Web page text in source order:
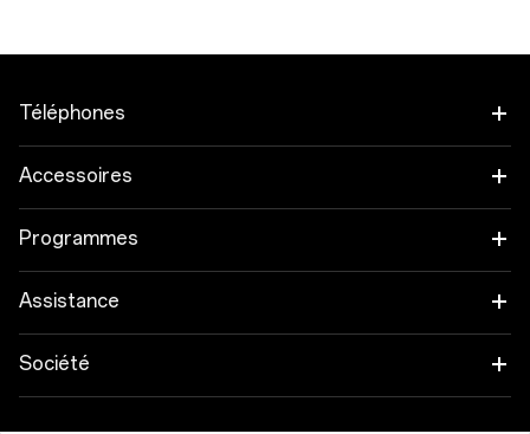
Téléphones
OnePlus 15
OnePlus 15R
OnePlus Nord 5
Accessoires
Tablette
Objets connectés
Coques & Protections
Programmes
Associez vos appareils OnePlus
Programme de remise
Assistance
FAQ Shopping
Société